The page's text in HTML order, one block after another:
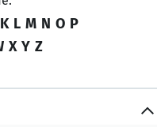
K L M N O P
X Y Z